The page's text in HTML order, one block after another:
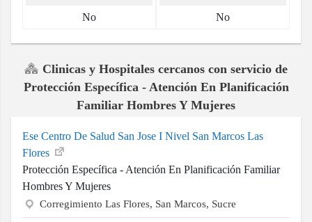
No
No
Clinicas y Hospitales cercanos con servicio de
Protección Específica - Atención En Planificación
Familiar Hombres Y Mujeres
Ese Centro De Salud San Jose I Nivel San Marcos Las
Flores
Protección Específica - Atención En Planificación Familiar
Hombres Y Mujeres
Corregimiento Las Flores, San Marcos, Sucre